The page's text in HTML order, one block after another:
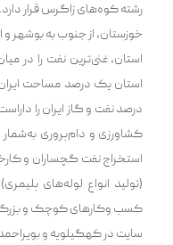
رشته کوه‌های زاگرس قرار
خوزستان، از جنوب به بوشهر
استان، غنی‌ترین نفت را در
استان یک درصد مساحت
درصد نفت و گاز ایران را
کشاورزی و دام‌پروری به‌شمار
استخراج نفت گچساران و
(تولید انواع لوله‌های
کسب وکارهای کوچک و بزرگ
سایت در کهگیلویه و